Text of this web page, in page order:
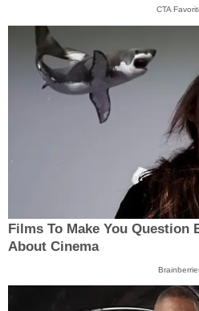
CTA
Films To Make You Question
About Cinema